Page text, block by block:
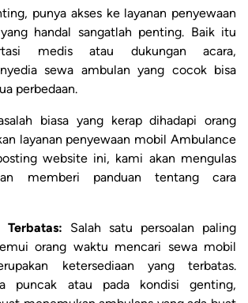
punya akses ke layanan penyewaan
handal sangatlah penting. Baik itu
medis atau dukungan acara,
sewa ambulan yang cocok bisa
perbedaan.
biasa yang kerap dihadapi orang
layanan penyewaan mobil Ambulance
website ini, kami akan mengulas
memberi panduan tentang cara
Terbatas: Salah satu persoalan paling
orang waktu mencari sewa mobil
ketersediaan yang terbatas.
puncak atau pada kondisi genting,